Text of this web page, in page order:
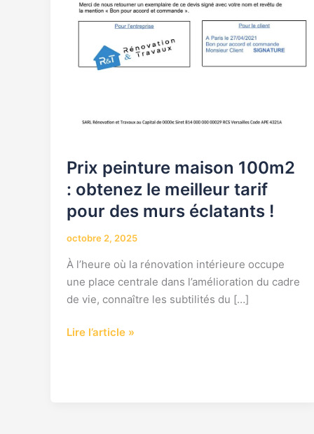
Prix peinture maison 100m2
: obtenez le meilleur tarif
pour des murs éclatants !
octobre 2, 2025
À l’heure où la rénovation intérieure occupe
une place centrale dans l’amélioration du cadre
de vie, connaître les subtilités du […]
Lire l’article »